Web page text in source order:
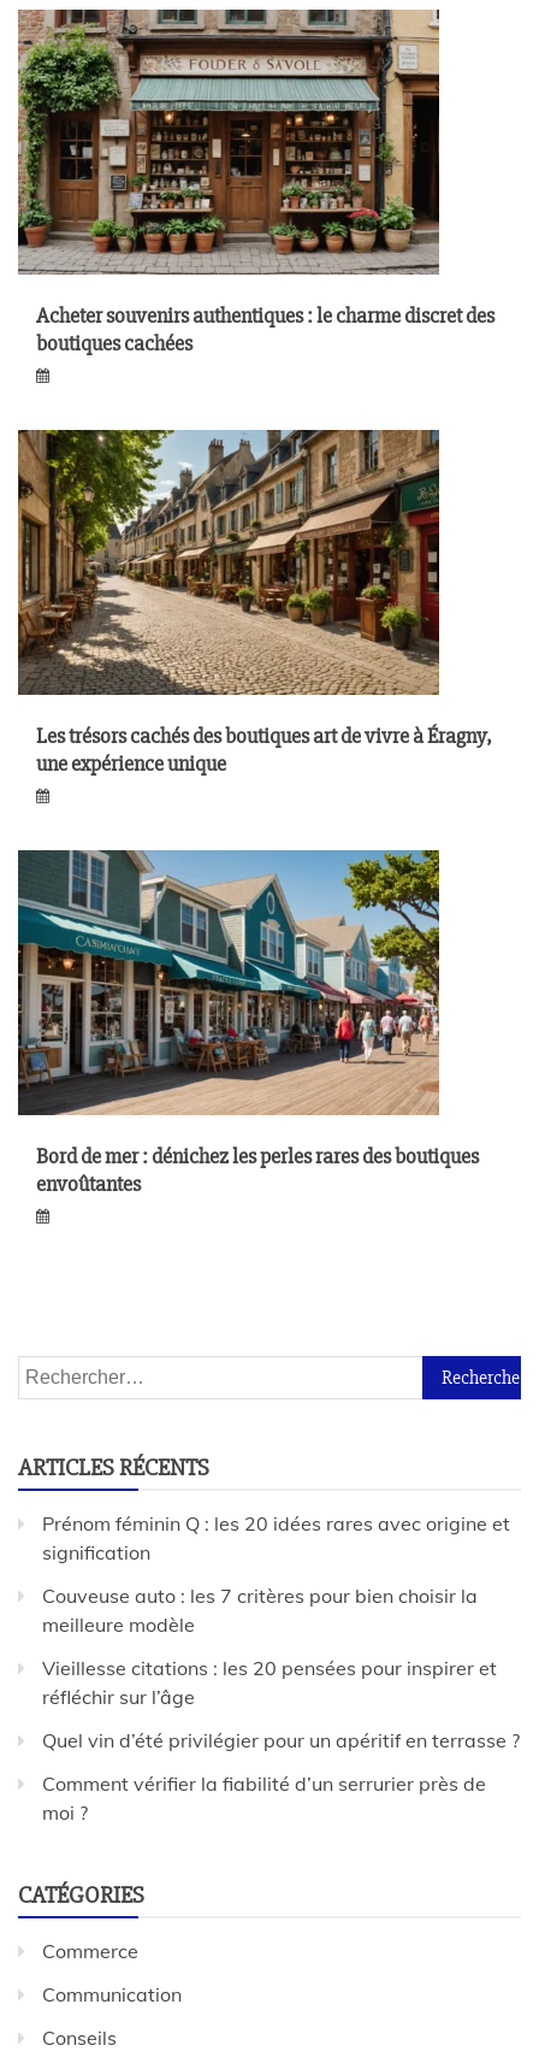
Acheter souvenirs authentiques : le charme discret des
boutiques cachées
Les trésors cachés des boutiques art de vivre à Éragny,
une expérience unique
Bord de mer : dénichez les perles rares des boutiques
envoûtantes
ARTICLES RÉCENTS
Prénom féminin Q : les 20 idées rares avec origine et
signification
Couveuse auto : les 7 critères pour bien choisir la
meilleure modèle
Vieillesse citations : les 20 pensées pour inspirer et
réfléchir sur l’âge
Quel vin d’été privilégier pour un apéritif en terrasse ?
Comment vérifier la fiabilité d’un serrurier près de
moi ?
CATÉGORIES
Commerce
Communication
Conseils